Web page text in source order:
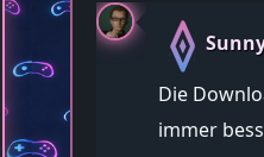
Die
immer